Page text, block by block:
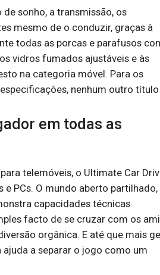
sonho, a transmissão, os
mesmo de o conduzir, graças à
todas as porcas e parafusos
vidros fumados ajustáveis e às
na categoria móvel. Para os
nenhum outro título
em todas as
telemóveis, o Ultimate Car
PCs. O mundo aberto partilhado,
capacidades técnicas
facto de se cruzar com os
orgânica. E até que mais
a separar o jogo como um